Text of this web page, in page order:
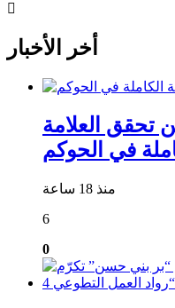
أخر الأخبار
تحقق العلامة
منذ 18 ساعة
6
0